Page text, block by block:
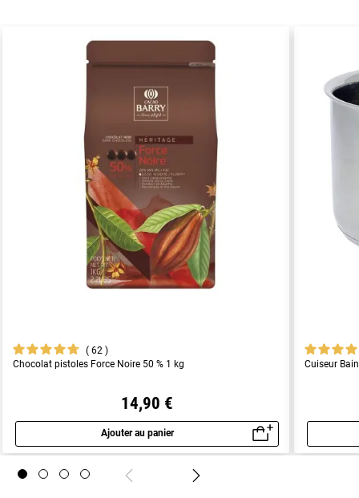
62
Chocolat pistoles Force Noire 50 % 1 kg
14,90 €
Ajouter au panier
Aperçu rapide
Cuiseur